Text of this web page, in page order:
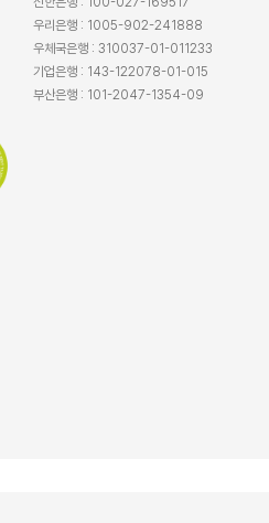
우리은행 : 1005-902-241888
우체국은행 : 310037-01-011233
기업은행 : 143-122078-01-015
부산은행 : 101-2047-1354-09